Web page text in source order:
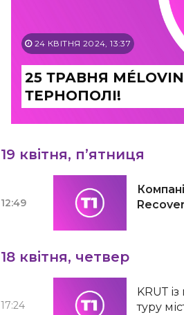
24 КВІТНЯ 2024, 13:37
25 ТРАВНЯ
ТЕРНОПОЛІ!
19 квітня, п’ятниця
12:49
18 квітня, четвер
17:24
KRUТ
туру